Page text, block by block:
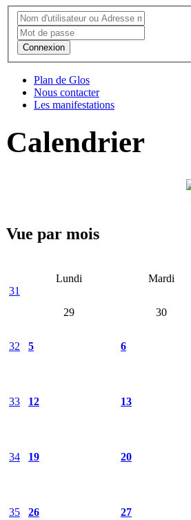
Connexion
Plan de Glos
Nous contacter
Les manifestations
Calendrier
Vue par mois
Lundi Mardi
31
29
30
32 5 6
33 12 13
34 19 20
35 26 27